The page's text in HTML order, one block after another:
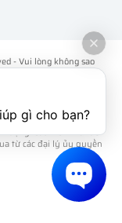
- Vui lòng không sao
hãng -
hãng tại Việt Nam.
lượng. Cách tốt nhất để
từ các đại lý ủy quyền
gì cho bạn?